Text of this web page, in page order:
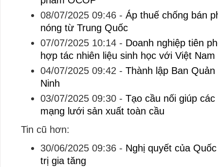
08/07/2025 09:46- Áp thuế chống bán
nóng từ Trung Quốc
07/07/2025 10:14- Doanh nghiệp tiên
hợp tác nhiên liệu sinh học với Việt Nam
04/07/2025 09:42 - Thành lập Ban
Ninh
03/07/2025 09:30- Tạo cầu nối giúp
mạng lưới sản xuất toàn cầu
Tin cũ hơn:
30/06/2025 09:36- Nghị quyết của
trị gia tăng